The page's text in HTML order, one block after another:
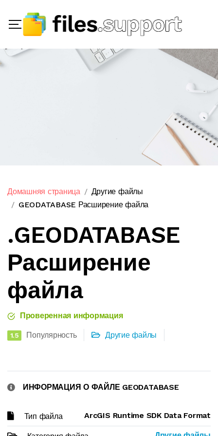
Домашняя страница
Другие файлы
GEODATABASE Расширение файла
.GEODATABASE
Расширение
файла
Проверенная информация
1.5 Популярность Другие файлы
ИНФОРМАЦИЯ О ФАЙЛЕ GEODATABASE
Тип файла ArcGIS Runtime SDK Data Format